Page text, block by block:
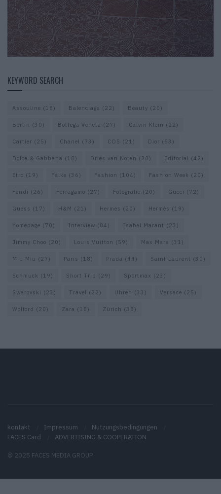
KEYWORD SEARCH
Assouline (18) Balenciaga (22) Beauty (20)
Berlin (30) Bottega Veneta (27) Calvin Klein (22)
Cartier (25) Chanel (73) COS (21) Dior (53)
Dolce & Gabbana (18) Dries van Noten (20) Editorial (42)
Etro (19) Falke (36) Fashion (104) Fashion Week (20)
Fendi (26) Ferragamo (27) Fotografie (20) Gucci (72)
Guess (17) H&M (21) Hermes (20) Hermès (19)
homepage (70) Interview (84) Isabel Marant (23)
Jimmy Choo (20) Louis Vuitton (59) Max Mara (31)
Miu Miu (27) Paris (18) Prada (44) Saint Laurent (30)
Schmuck (19) Short Trip (29) Sportmax (23)
Swarovski (23) Travel (22) Uhren (33) Versace (25)
Wolford (20) Zara (18) Zürich (38)
kontakt Impressum
Nutzungsbedingungen
FACES Card
ADVERTISING & COOPERATION
© 2025 FACES MEDIA GROUP